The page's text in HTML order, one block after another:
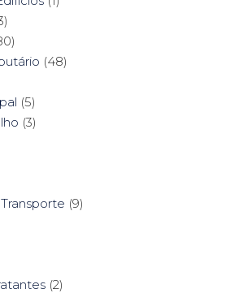
(48)
(5)
(3)
(9)
(2)